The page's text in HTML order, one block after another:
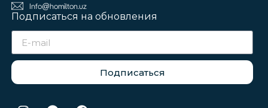
Info@homilton.uz
Подписаться на обновления
Подписаться